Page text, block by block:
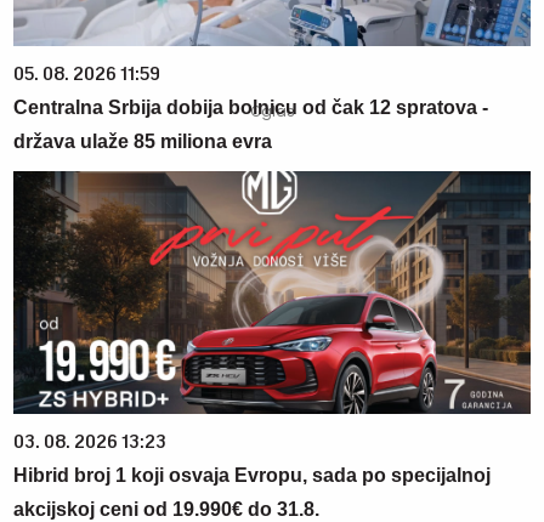
05. 08. 2026 11:59
Centralna Srbija dobija bolnicu od čak 12 spratova -
država ulaže 85 miliona evra
03. 08. 2026 13:23
Hibrid broj 1 koji osvaja Evropu, sada po specijalnoj
akcijskoj ceni od 19.990€ do 31.8.